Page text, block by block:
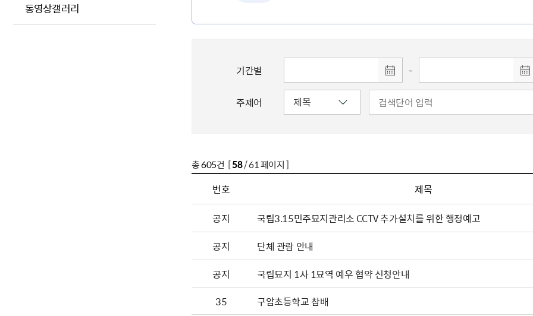
동영상갤러리
기간별 -
주제어
총605건 [58/ 61 페이지 ]
번호 제목
공지
국립3.15민주묘지관리소 CCTV 추가설치를 위한 행정예고
공지
단체 관람 안내
공지
국립묘지 1사 1묘역 예우 협약 신청안내
35
구암초등학교 참배